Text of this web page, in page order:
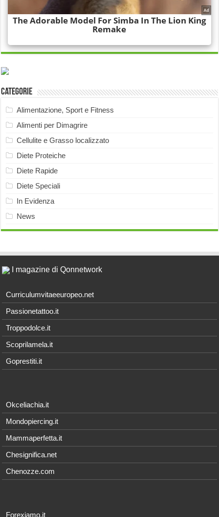
Categorie
Alimentazione, Sport e Fitness
Alimenti per Dimagrire
Cellulite e Grasso localizzato
Diete Proteiche
Diete Rapide
Diete Speciali
In Evidenza
News
I magazine di Qonnetwork
Curriculumvitaeeuropeo.net
Passionetattoo.it
Troppodolce.it
Scoprilamela.it
Goprestiti.it
Okceliachia.it
Mondopiercing.it
Mammaperfetta.it
Chesignifica.net
Chenozze.com
Forexiamo.it